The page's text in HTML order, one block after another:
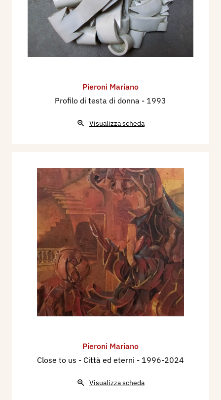
Pieroni Mariano
Profilo di testa di donna - 1993
Visualizza scheda
Pieroni Mariano
Close to us - Città ed eterni - 1996-2024
Visualizza scheda